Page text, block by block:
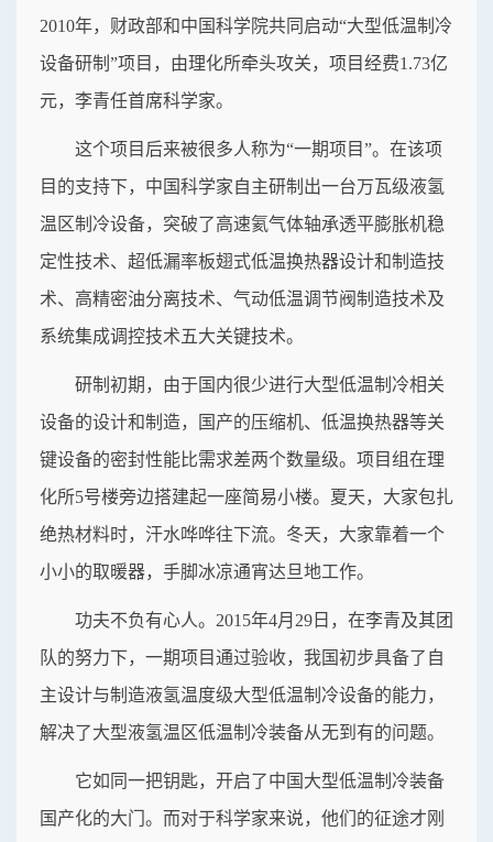
2010年，财政部和中国科学院共同启动“大型低温制冷
设备研制”项目，由理化所牵头攻关，项目经费1.73亿
元，李青任首席科学家。
这个项目后来被很多人称为“一期项目”。在该项
目的支持下，中国科学家自主研制出一台万瓦级液氢
温区制冷设备，突破了高速氦气体轴承透平膨胀机稳
定性技术、超低漏率板翅式低温换热器设计和制造技
术、高精密油分离技术、气动低温调节阀制造技术及
系统集成调控技术五大关键技术。
研制初期，由于国内很少进行大型低温制冷相关
设备的设计和制造，国产的压缩机、低温换热器等关
键设备的密封性能比需求差两个数量级。项目组在理
化所5号楼旁边搭建起一座简易小楼。夏天，大家包扎
绝热材料时，汗水哗哗往下流。冬天，大家靠着一个
小小的取暖器，手脚冰凉通宵达旦地工作。
功夫不负有心人。2015年4月29日，在李青及其团
队的努力下，一期项目通过验收，我国初步具备了自
主设计与制造液氢温度级大型低温制冷设备的能力，
解决了大型液氢温区低温制冷装备从无到有的问题。
它如同一把钥匙，开启了中国大型低温制冷装备
国产化的大门。而对于科学家来说，他们的征途才刚